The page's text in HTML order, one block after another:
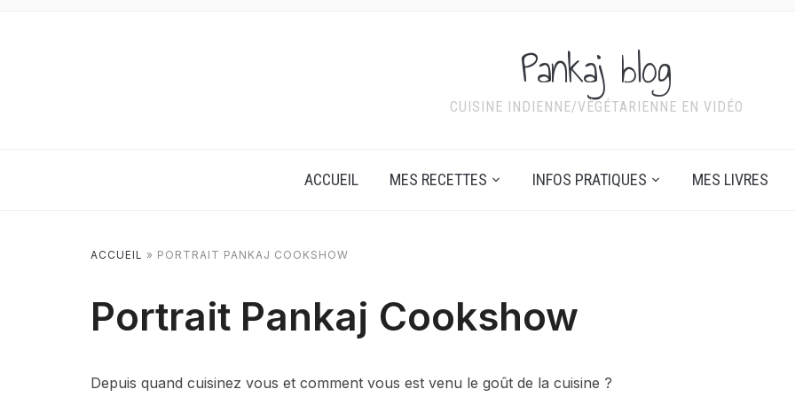
Pankaj blog
CUISINE INDIENNE/VÉGÉTARIENNE EN VIDÉO
ACCUEIL MES RECETTES INFOS PRATIQUES MES LIVRES
ACCUEIL » PORTRAIT PANKAJ COOKSHOW
Portrait Pankaj Cookshow
Depuis quand cuisinez vous et comment vous est venu le goût de la cuisine ?